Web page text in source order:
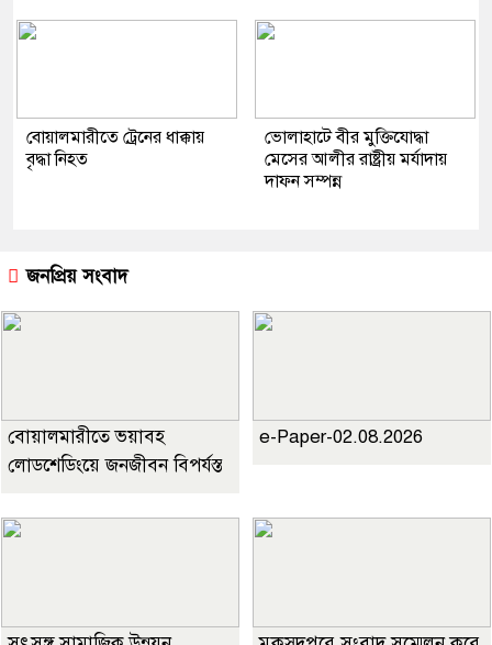
বোয়ালমারীতে ট্রেনের ধাক্কায়
বৃদ্ধা নিহত
ভোলাহাটে বীর মুক্তিযোদ্ধা
মেসের আলীর রাষ্ট্রীয় মর্যাদায়
দাফন সম্পন্ন
জনপ্রিয় সংবাদ
বোয়ালমারীতে ভয়াবহ
লোডশেডিংয়ে জনজীবন বিপর্যস্ত
e-Paper-02.08.2026